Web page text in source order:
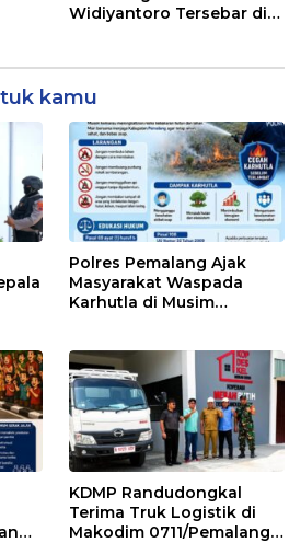
Widiyantoro Tersebar di
kamu
Polres Pemalang Ajak
Masyarakat Waspada
Karhutla di Musim
KDMP Randudongkal
Terima Truk Logistik di
Makodim 0711/Pemalang